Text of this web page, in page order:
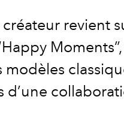
revient
d’une